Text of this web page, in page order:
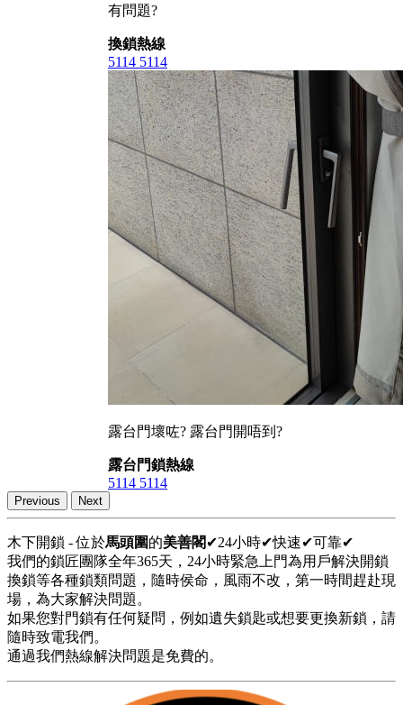
有問題?
換鎖熱線
5114 5114
露台門壞咗? 露台門開唔到?
露台門鎖熱線
5114 5114
Previous Next
木下開鎖 - 位於馬頭圍的美善閣 ✔24小時✔快速✔可靠✔
我們的鎖匠團隊全年365天，24小時緊急上門為用戶解決開鎖
換鎖等各種鎖類問題，隨時侯命，風雨不改，第一時間趕赴現
場，為大家解決問題。
如果您對門鎖有任何疑問，例如遺失鎖匙或想要更換新鎖，請
隨時致電我們。
通過我們熱線解決問題是免費的。